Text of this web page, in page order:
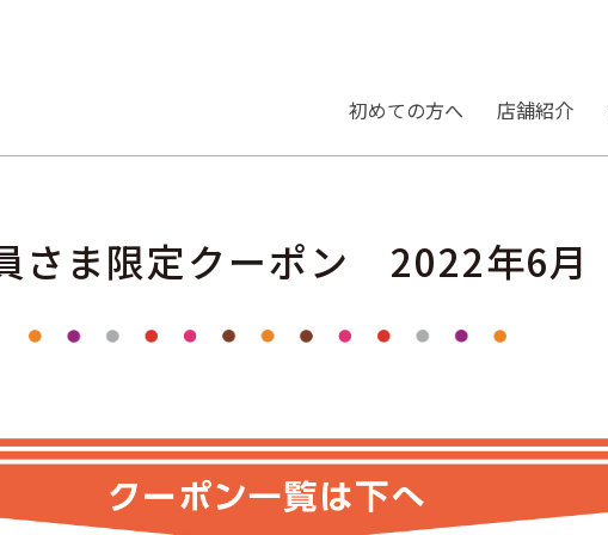
初めての⽅へ
店舗紹介
さま限定クーポン 2022年6月